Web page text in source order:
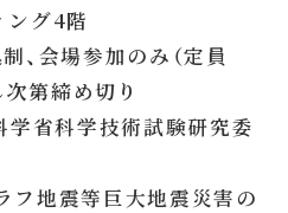
ング4階
、会場参加のみ（定員
第締め切り
科学技術試験研究委
等巨大地震災害の